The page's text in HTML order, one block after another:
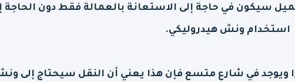
سيكون في حاجة إلى الاستعانة بالعمالة فقط دون الحاجة
استخدام ونش هيدروليكي.
ويوجد في شارع متسع فإن هذا يعني أن النقل سيحتاج إلى